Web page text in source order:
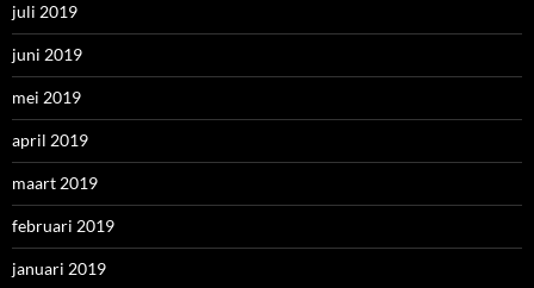
juli 2019
juni 2019
mei 2019
april 2019
maart 2019
februari 2019
januari 2019